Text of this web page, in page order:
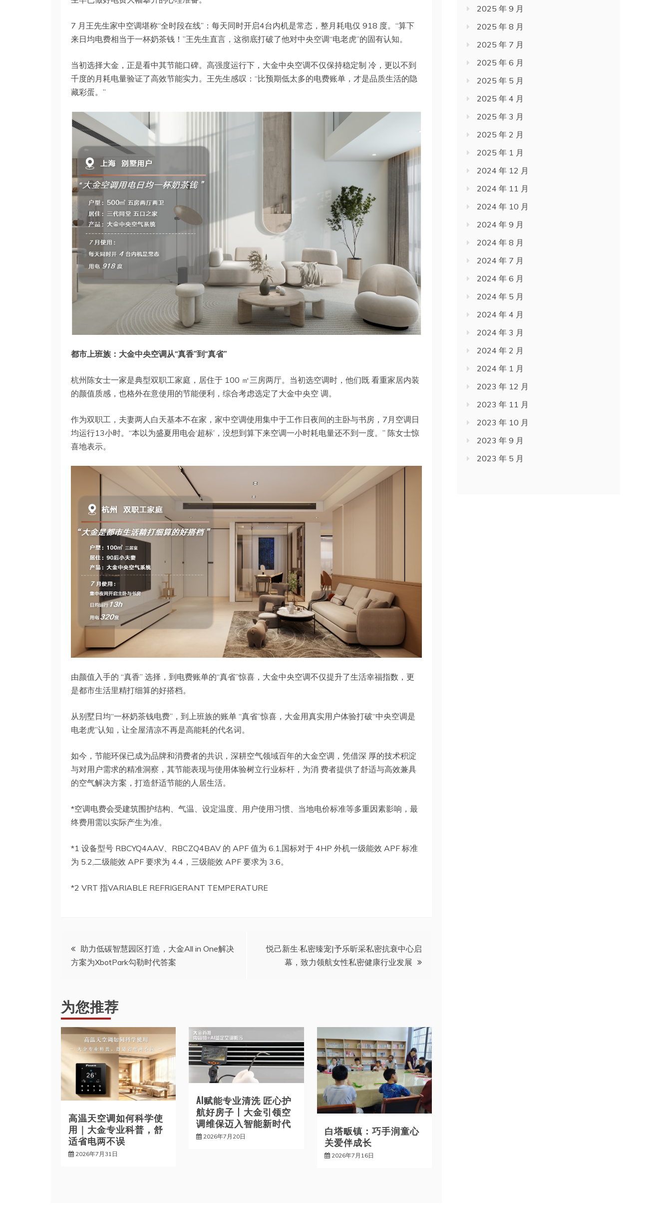
7 月王先生家中空调堪称“全时段在线”：每天同时开启4台内机是常态，整月耗电仅 918 度。“算下
来日均电费相当于一杯奶茶钱！”王先生直言，这彻底打破了他对中央空调“电老虎”的固有认知。
当初选择大金，正是看中其节能口碑。高强度运行下，大金中央空调不仅保持稳定制 冷，更以不到
千度的月耗电量验证了高效节能实力。王先生感叹：“比预期低太多的电费账单，才是品质生活的隐
藏彩蛋。”
都市上班族：大金中央空调从“真香”到“真省”
杭州陈女士一家是典型双职工家庭，居住于 100 ㎡三房两厅。当初选空调时，他们既 看重家居内装
的颜值质感，也格外在意使用的节能便利，综合考虑选定了大金中央空 调。
作为双职工，夫妻两人白天基本不在家，家中空调使用集中于工作日夜间的主卧与书房，7月空调日
均运行13小时。“本以为盛夏用电会‘超标’，没想到算下来空调一小时耗电量还不到一度。” 陈女士惊
喜地表示。
由颜值入手的 “真香” 选择，到电费账单的“真省”惊喜，大金中央空调不仅提升了生活幸福指数，更
是都市生活里精打细算的好搭档。
从别墅日均“一杯奶茶钱电费”，到上班族的账单 “真省”惊喜，大金用真实用户体验打破“中央空调是
电老虎”认知，让全屋清凉不再是高能耗的代名词。
如今，节能环保已成为品牌和消费者的共识，深耕空气领域百年的大金空调，凭借深 厚的技术积淀
与对用户需求的精准洞察，其节能表现与使用体验树立行业标杆，为消 费者提供了舒适与高效兼具
的空气解决方案，打造舒适节能的人居生活。
*空调电费会受建筑围护结构、气温、设定温度、用户使用习惯、当地电价标准等多重因素影响，最
终费用需以实际产生为准。
*1 设备型号 RBCYQ4AAV、RBCZQ4BAV 的 APF 值为 6.1,国标对于 4HP 外机一级能效 APF 标准
为 5.2,二级能效 APF 要求为 4.4，三级能效 APF 要求为 3.6。
*2 VRT 指VARIABLE REFRIGERANT TEMPERATURE
文
章
导
航
助力低碳智慧园区打造，大金All in One解决
方案为XbotPark勾勒时代答案
悦己新生·私密臻宠|予乐昕采私密抗衰中心启
幕，致力领航女性私密健康行业发展
为您推荐
高温天空调如何科学使
用｜大金专业科普，舒
适省电两不误
2026年7月31日
AI赋能专业清洗 匠心护
航好房子丨大金引领空
调维保迈入智能新时代
2026年7月20日
白塔畈镇：巧手润童心
关爱伴成长
2026年7月16日
2025 年 9 月
2025 年 8 月
2025 年 7 月
2025 年 6 月
2025 年 5 月
2025 年 4 月
2025 年 3 月
2025 年 2 月
2025 年 1 月
2024 年 12 月
2024 年 11 月
2024 年 10 月
2024 年 9 月
2024 年 8 月
2024 年 7 月
2024 年 6 月
2024 年 5 月
2024 年 4 月
2024 年 3 月
2024 年 2 月
2024 年 1 月
2023 年 12 月
2023 年 11 月
2023 年 10 月
2023 年 9 月
2023 年 5 月